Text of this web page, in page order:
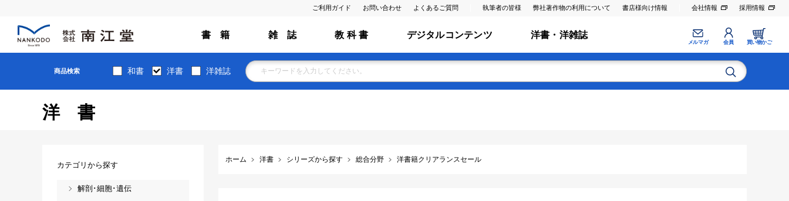
ご利用ガイド お問い合わせ よくあるご質問 執筆者の皆様 弊社著作物の利用について 書店様向け情報 会社情報 採用情報
書 籍 雑 誌 教 科 書 デジタルコンテンツ 洋書・洋雑誌
メルマガ 会員 買い物かご
商品検索 和書 洋書 洋雑誌
洋書
ホーム 洋書 シリーズから探す 総合分野 洋書籍クリアランスセール
カテゴリから探す
解剖･細胞･遺伝